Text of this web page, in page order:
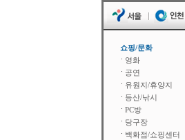
쇼핑/문화
영화
공연
유원지/휴양지
등산/낚시
PC방
당구장
백화점/쇼핑센터